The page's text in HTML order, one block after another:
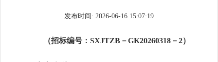
发布时间: 2026-06-16 15:07:19
（招标编号： SXJTZB－GK20260318－2）